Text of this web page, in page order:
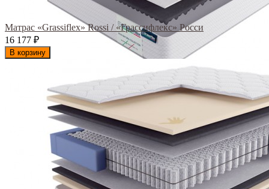
Матрас «Grassiflex» Rossi / «Грассифлекс» Росси
16 177 ₽
В корзину